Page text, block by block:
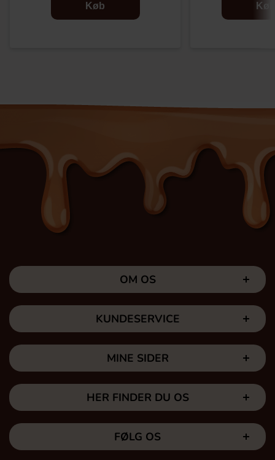
Køb Køb
OM OS
KUNDESERVICE
MINE SIDER
HER FINDER DU OS
FØLG OS